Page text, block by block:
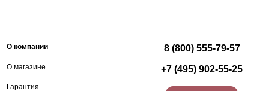
О компании
О магазине
Гарантия
8 (800) 555-79-57
+7 (495) 902-55-25